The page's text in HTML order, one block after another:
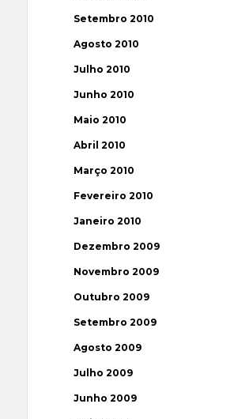
Setembro 2010
Agosto 2010
Julho 2010
Junho 2010
Maio 2010
Abril 2010
Março 2010
Fevereiro 2010
Janeiro 2010
Dezembro 2009
Novembro 2009
Outubro 2009
Setembro 2009
Agosto 2009
Julho 2009
Junho 2009